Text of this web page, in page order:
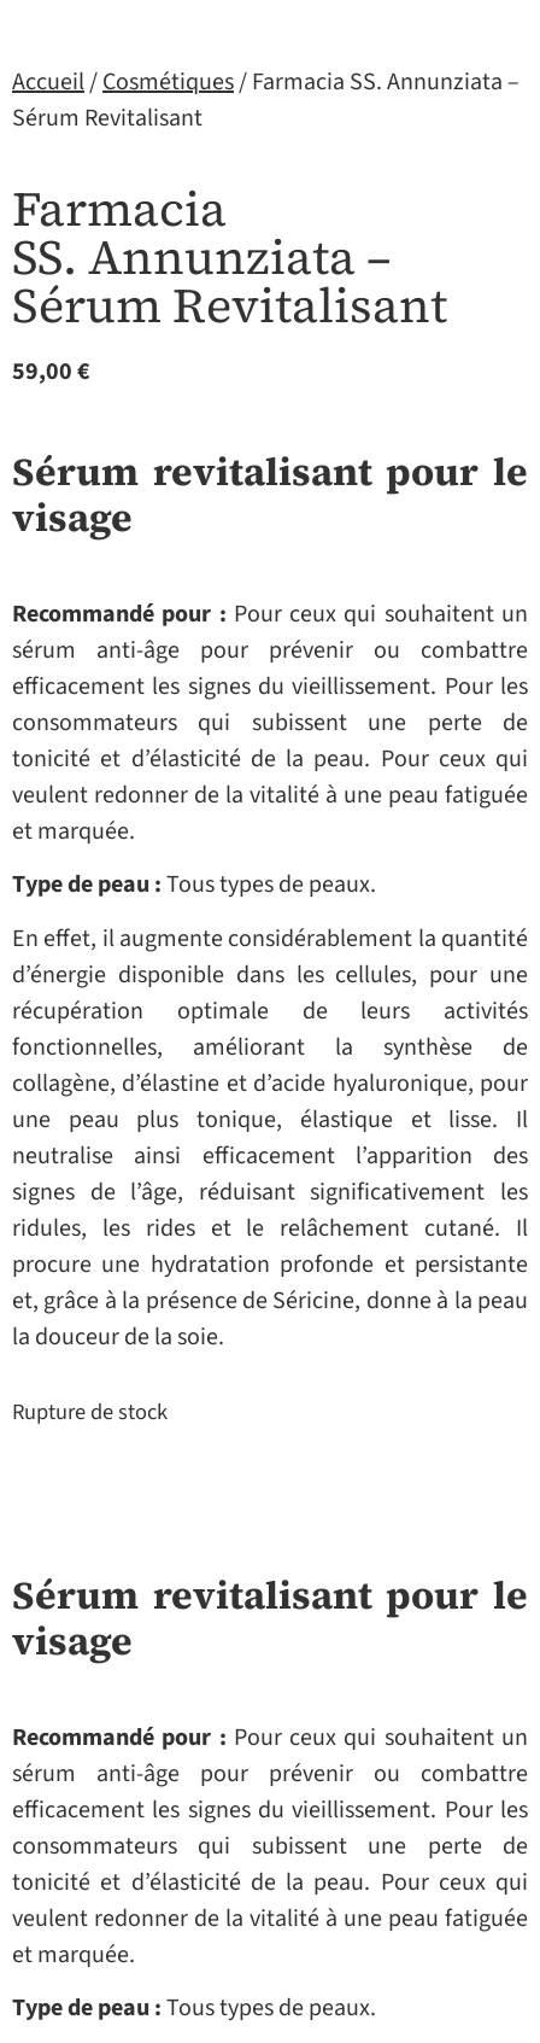
Accueil/Cosmétiques/ Farmacia SS. Annunziata –
Sérum Revitalisant
Farmacia
SS. Annunziata –
Sérum Revitalisant
59,00€
Sérum revitalisant pour le
visage
Recommandé pour : Pour ceux qui souhaitent un
sérum anti-âge pour prévenir ou combattre
efficacement les signes du vieillissement. Pour les
consommateurs qui subissent une perte de
tonicité et d’élasticité de la peau. Pour ceux qui
veulent redonner de la vitalité à une peau fatiguée
et marquée.
Type de peau :Tous types de peaux.
En effet, il augmente considérablement la quantité
d’énergie disponible dans les cellules, pour une
récupération optimale de leurs activités
fonctionnelles, améliorant la synthèse de
collagène, d’élastine et d’acide hyaluronique, pour
une peau plus tonique, élastique et lisse. Il
neutralise ainsi efficacement l’apparition des
signes de l’âge, réduisant significativement les
ridules, les rides et le relâchement cutané. Il
procure une hydratation profonde et persistante
et, grâce à la présence de Séricine, donne à la peau
la douceur de la soie.
Rupture de stock
Sérum revitalisant pour le
visage
Recommandé pour : Pour ceux qui souhaitent un
sérum anti-âge pour prévenir ou combattre
efficacement les signes du vieillissement. Pour les
consommateurs qui subissent une perte de
tonicité et d’élasticité de la peau. Pour ceux qui
veulent redonner de la vitalité à une peau fatiguée
et marquée.
Type de peau :Tous types de peaux.